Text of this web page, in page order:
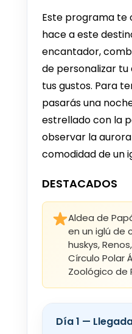
Este programa te
hace a este
encantador,
de personalizar
tus gustos. Para
pasarás una
estrellado con la
observar la
comodidad de un
DESTACADOS
Aldea de
en un iglú de
huskys,
Círculo Polar
Zoológico de
Día 1 —